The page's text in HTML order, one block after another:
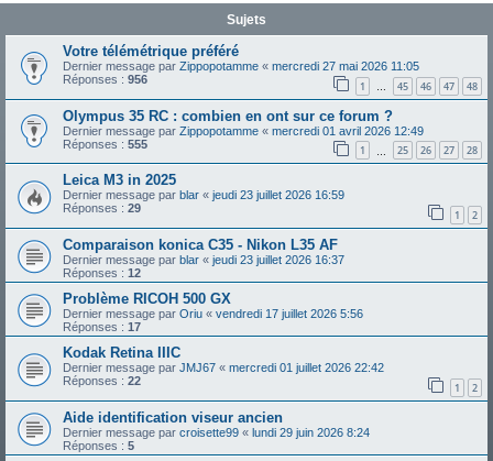
Sujets
Votre télémétrique préféré
Dernier message par Zippopotamme « mercredi 27 mai 2026 11:05
Réponses : 956 1 … 45 46 47 48
Olympus 35 RC : combien en ont sur ce forum ?
Dernier message par Zippopotamme « mercredi 01 avril 2026 12:49
Réponses : 555 1 25 26 27 28
Leica M3 in 2025
Dernier message par blar « jeudi 23 juillet 2026 16:59
Réponses : 29 1 2
Comparaison konica C35 - Nikon L35 AF
Dernier message par blar « jeudi 23 juillet 2026 16:37
Réponses : 12
Problème RICOH 500 GX
Dernier message par Oriu « vendredi 17 juillet 2026 5:56
Réponses : 17
Kodak Retina IIIC
Dernier message par JMJ67 « mercredi 01 juillet 2026 22:42
Réponses : 22 1 2
Aide identification viseur ancien
Dernier message par croisette99 « lundi 29 juin 2026 8:24
Réponses : 5